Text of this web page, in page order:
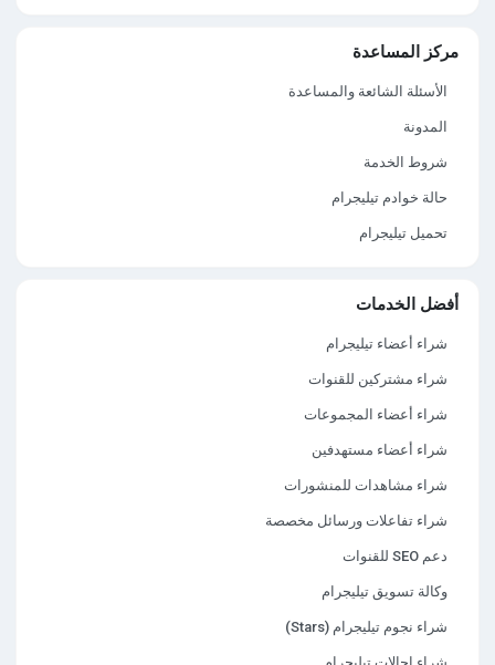
مركز المساعدة
الأسئلة الشائعة والمساعدة
المدونة
شروط الخدمة
حالة خوادم تيليجرام
تحميل تيليجرام
أفضل الخدمات
شراء أعضاء تيليجرام
شراء مشتركين للقنوات
شراء أعضاء المجموعات
شراء أعضاء مستهدفين
شراء مشاهدات للمنشورات
شراء تفاعلات ورسائل مخصصة
دعم SEO للقنوات
وكالة تسويق تيليجرام
شراء نجوم تيليجرام (Stars)